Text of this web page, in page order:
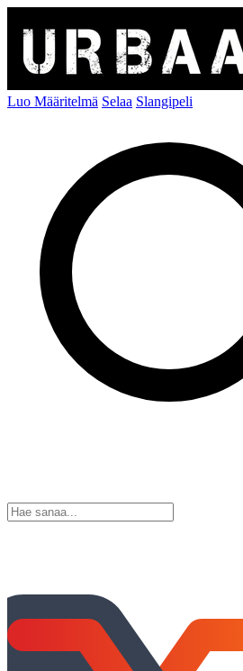
Luo Määritelmä Selaa Slangipeli